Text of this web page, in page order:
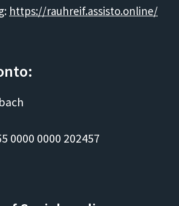
https://rauhreif.assisto.online/
0000 0000 202457